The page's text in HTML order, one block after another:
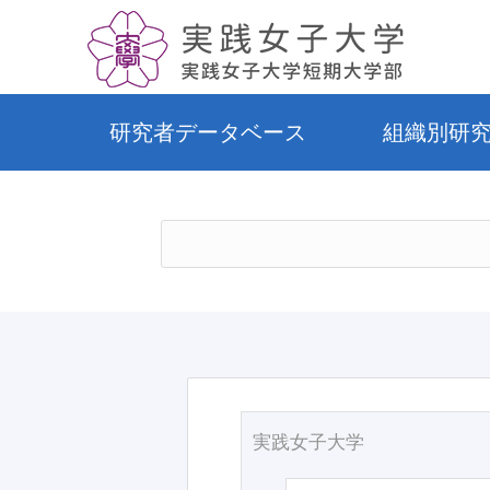
研究者データベース 組織別研
実践女子大学